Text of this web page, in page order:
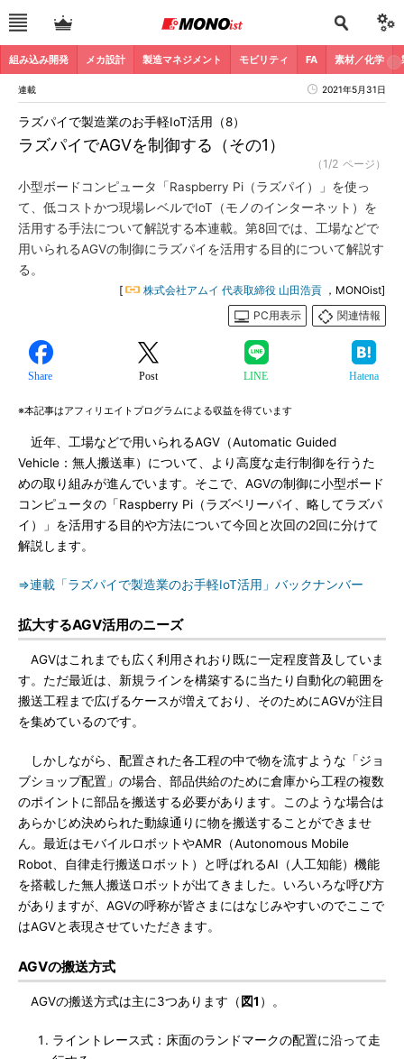
組み込み開発 メカ設計 製造マネジメント モビリティ FA 素材／化学
連載 2021年5月31日
ラズパイでAGVを制御する（その1）
ラズパイで製造業のお手軽IoT活用（8）
（1/2 ページ）
小型ボードコンピュータ「Raspberry Pi（ラズパイ）」を使っ
て、低コストかつ現場レベルでIoT（モノのインターネット）を
活用する手法について解説する本連載。第8回では、工場などで
用いられるAGVの制御にラズパイを活用する目的について解説す
る。
[ 株式会社アムイ 代表取締役 山田浩貢 ，MONOist]
PC用表示
関連情報
Share Post LINE Hatena
※本記事はアフィリエイトプログラムによる収益を得ています
近年、工場などで用いられるAGV（Automatic Guided
Vehicle：無人搬送車）について、より高度な走行制御を行うた
めの取り組みが進んでいます。そこで、AGVの制御に小型ボード
コンピュータの「Raspberry Pi（ラズベリーパイ、略してラズパ
イ）」を活用する目的や方法について今回と次回の2回に分けて
解説します。
⇒連載「ラズパイで製造業のお手軽IoT活用」バックナンバー
拡大するAGV活用のニーズ
AGVはこれまでも広く利用されおり既に一定程度普及していま
す。ただ最近は、新規ラインを構築するに当たり自動化の範囲を
搬送工程まで広げるケースが増えており、そのためにAGVが注目
を集めているのです。
しかしながら、配置された各工程の中で物を流すような「ジョ
ブショップ配置」の場合、部品供給のために倉庫から工程の複数
のポイントに部品を搬送する必要があります。このような場合は
あらかじめ決められた動線通りに物を搬送することができませ
ん。最近はモバイルロボットやAMR（Autonomous Mobile
Robot、自律走行搬送ロボット）と呼ばれるAI（人工知能）機能
を搭載した無人搬送ロボットが出てきました。いろいろな呼び方
がありますが、AGVの呼称が皆さまにはなじみやすいのでここで
はAGVと表現させていただきます。
AGVの搬送方式
AGVの搬送方式は主に3つあります（ 図1 ）。
ライントレース式：床面のランドマークの配置に沿って走